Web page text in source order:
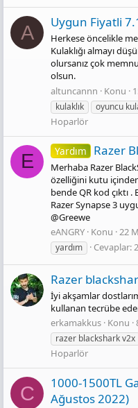
A Uygun Fi̇yatli
Herkese öncelikle
Kulaklığı almayı
olursanız çok
olsun.
altuncannn
Konu
kulaklık
oyuncu
Hoparlör
E Yardım Razer
Merhaba Razer
özelliğini kutu
bende QR kod çıktı
Razer Synapse 3
@Greewe
eANGRY Konu 22
yardım
Cevaplar: 2
Razer
İyi akşamlar
kullanan tecrübe
erkamakkus Konu
razer blackshark v2x
Hoparlör
C
1000-1500TL
Ağustos 2022)